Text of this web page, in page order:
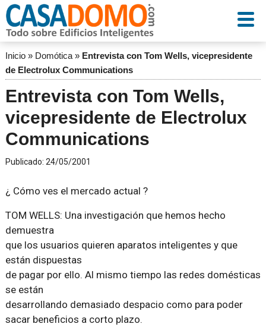
Inicio» Domótica» Entrevista con Tom Wells, vicepresidente
de Electrolux Communications
Entrevista con Tom Wells,
vicepresidente de Electrolux
Communications
Publicado: 24/05/2001
¿ Cómo ves el mercado actual ?
TOM WELLS: Una investigación que hemos hecho
demuestra
que los usuarios quieren aparatos inteligentes y que
están dispuestas
de pagar por ello. Al mismo tiempo las redes domésticas
se están
desarrollando demasiado despacio como para poder
sacar beneficios a corto plazo.